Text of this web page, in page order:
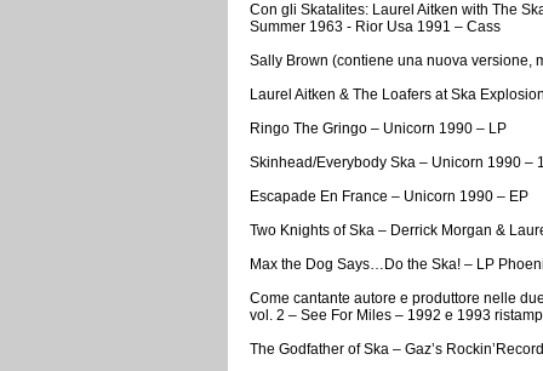
Con gli Skatalites: Laurel Aitken with The
Summer 1963 - Rior Usa 1991 – Cass
Sally Brown (contiene una nuova versione,
Laurel Aitken & The Loafers at Ska
Ringo The Gringo – Unicorn 1990 – LP
Skinhead/Everybody Ska – Unicorn 1990 –
Escapade En France – Unicorn 1990 – EP
Two Knights of Ska – Derrick Morgan &
Max the Dog Says…Do the Ska! – LP
Come cantante autore e produttore nelle
vol. 2 – See For Miles – 1992 e 1993
The Godfather of Ska – Gaz’s